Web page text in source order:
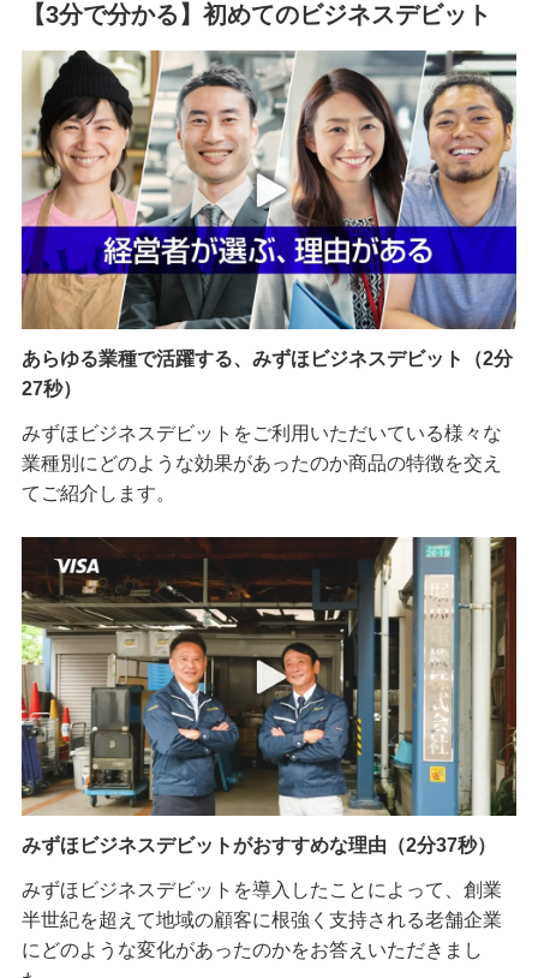
【3分で分かる】初めてのビジネスデビット
あらゆる業種で活躍する、みずほビジネスデビット（2分
27秒）
みずほビジネスデビットをご利用いただいている様々な
業種別にどのような効果があったのか商品の特徴を交え
てご紹介します。
みずほビジネスデビットがおすすめな理由（2分37秒）
みずほビジネスデビットを導入したことによって、創業
半世紀を超えて地域の顧客に根強く支持される老舗企業
にどのような変化があったのかをお答えいただきまし